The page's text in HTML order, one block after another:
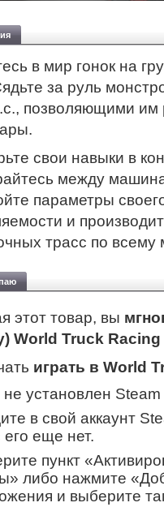
в мир гонок на
за руль
позволяющими им
свои навыки в
между
параметры
и
трасс по всему
этот товар, вы
World Truck Racing
играть в World
установлен
в свой аккаунт
его еще нет.
пункт
либо нажмите
и выберите